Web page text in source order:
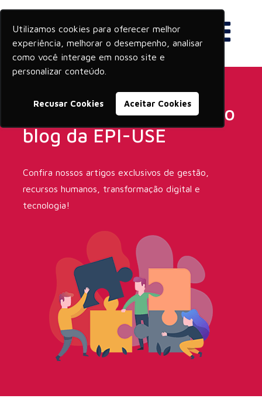
Utilizamos cookies para oferecer melhor
experiência, melhorar o desempenho, analisar
como você interage em nosso site e
personalizar conteúdo.
Recusar Cookies Aceitar Cookies
Veja os últimos posts do
blog da EPI-USE
Confira nossos artigos exclusivos de gestão,
recursos humanos, transformação digital e
tecnologia!